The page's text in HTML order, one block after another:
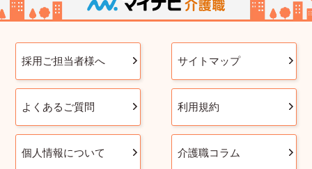
採用ご担当者様へ サイトマップ
よくあるご質問 利用規約
個人情報について 介護職コラム